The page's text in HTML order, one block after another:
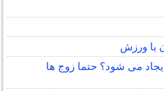
با ورزش
می شود؟ حتما زوج ها